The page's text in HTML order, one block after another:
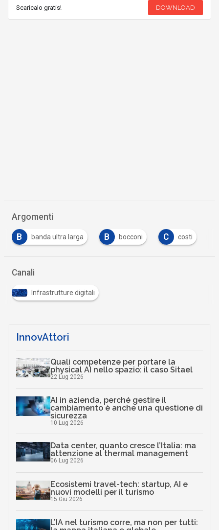
Scaricalo gratis! DOWNLOAD
Argomenti
B banda ultra larga B bocconi C costi
Canali
Infrastrutture digitali
InnovAttori
Quali competenze per portare la
physical AI nello spazio: il caso Sitael
22 Lug 2026
AI in azienda, perché gestire il
cambiamento è anche una questione di
sicurezza
10 Lug 2026
Data center, quanto cresce l’Italia: ma
attenzione al thermal management
06 Lug 2026
Ecosistemi travel-tech: startup, AI e
nuovi modelli per il turismo
15 Giu 2026
L’IA nel turismo corre, ma non per tutti: